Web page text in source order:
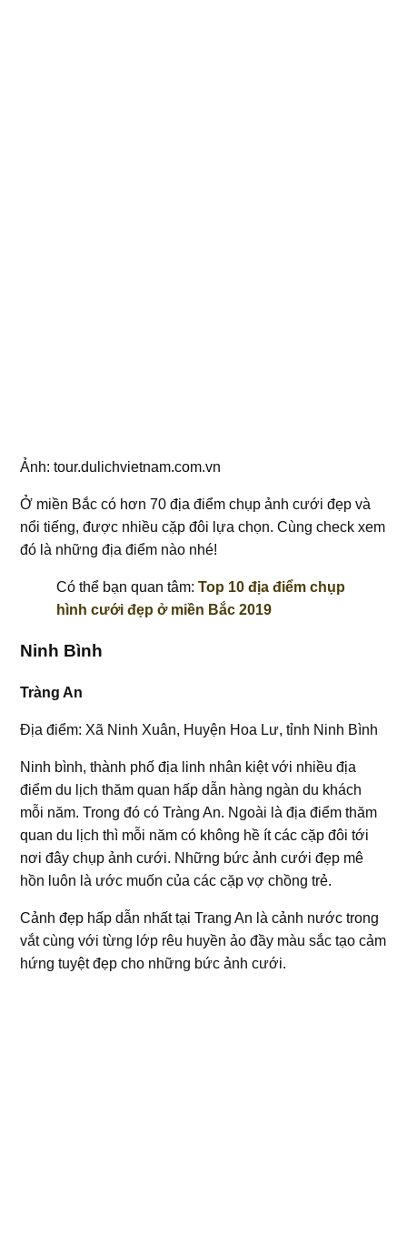
Ảnh: tour.dulichvietnam.com.vn
Ở miền Bắc có hơn 70 địa điểm chụp ảnh cưới đẹp và
nổi tiếng, được nhiều cặp đôi lựa chọn. Cùng check xem
đó là những địa điểm nào nhé!
Có thể bạn quan tâm:Top 10 địa điểm chụp
hình cưới đẹp ở miền Bắc 2019
Ninh Bình
Tràng An
Địa điểm: Xã Ninh Xuân, Huyện Hoa Lư, tỉnh Ninh Bình
Ninh bình, thành phố địa linh nhân kiệt với nhiều địa
điểm du lịch thăm quan hấp dẫn hàng ngàn du khách
mỗi năm. Trong đó có Tràng An. Ngoài là địa điểm thăm
quan du lịch thì mỗi năm có không hề ít các cặp đôi tới
nơi đây chụp ảnh cưới. Những bức ảnh cưới đẹp mê
hồn luôn là ước muốn của các cặp vợ chồng trẻ.
Cảnh đẹp hấp dẫn nhất tại Trang An là cảnh nước trong
vắt cùng với từng lớp rêu huyền ảo đầy màu sắc tạo cảm
hứng tuyệt đẹp cho những bức ảnh cưới.